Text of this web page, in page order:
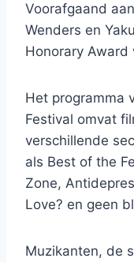
Voorafgaand
Wenders en
Honorary
Het programma
Festival omvat
verschillende
als Best of the
Zone,
Love? en geen
Muzikanten, de